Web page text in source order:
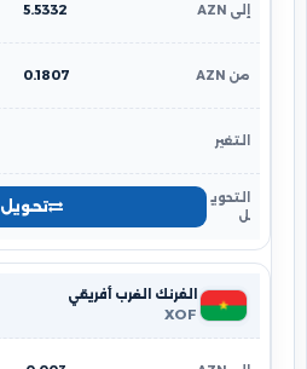
5.5332
0.1807
تحويل
الفرنك الغرب أفريقي
XOF